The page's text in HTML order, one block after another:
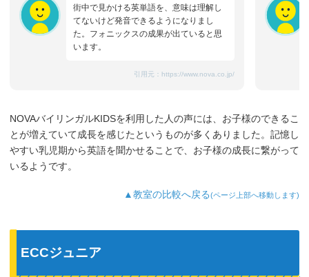
街中で見かける英単語を、意味は理解し
てないけど発音できるようになりまし
た。フォニックスの成果が出ていると思
います。
引用元： https://www.nova.co.jp/
NOVAバイリンガルKIDSを利用した人の声には、お子様のできるこ
とが増えていて成長を感じたというものが多くありました。記憶し
やすい乳児期から英語を聞かせることで、お子様の成長に繋がって
いるようです。
▲教室の比較へ戻る(ページ上部へ移動します)
ECCジュニア